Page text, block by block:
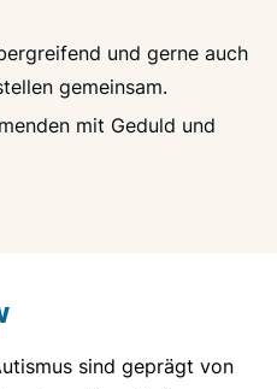
und gerne auch
gemeinsam.
mit Geduld und
sind geprägt von